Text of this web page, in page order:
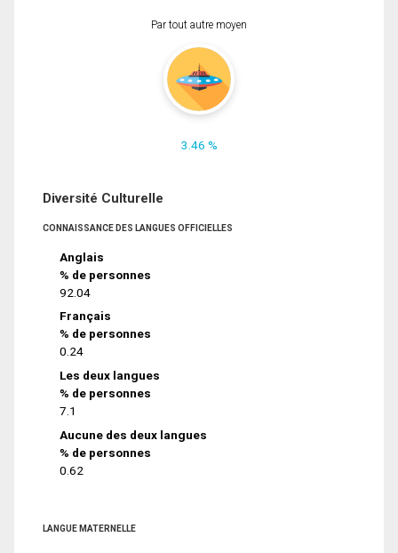
Par tout autre moyen
3.46 %
Diversité Culturelle
CONNAISSANCE DES LANGUES OFFICIELLES
Anglais
% de personnes
92.04
Français
% de personnes
0.24
Les deux langues
% de personnes
7.1
Aucune des deux langues
% de personnes
0.62
LANGUE MATERNELLE